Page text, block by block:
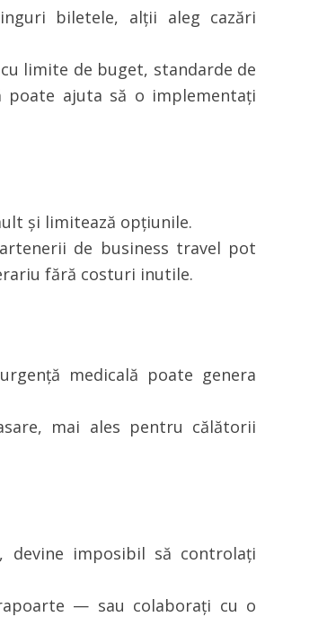
biletele, alții aleg cazări
limite de buget, standarde de
poate ajuta să o implementați
și limitează opțiunile.
de business travel pot
fără costuri inutile.
medicală poate genera
mai ales pentru călătorii
devine imposibil să controlați
— sau colaborați cu o